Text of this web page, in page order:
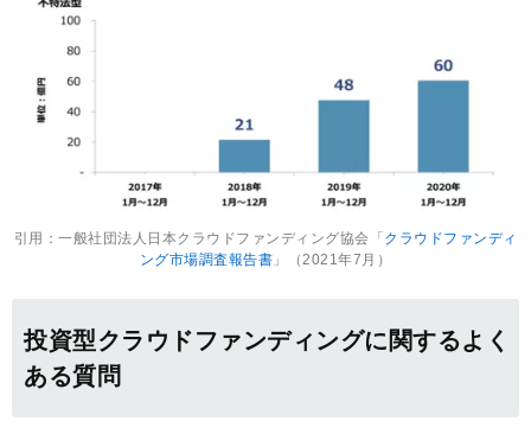
引用：一般社団法人日本クラウドファンディング協会「 クラウドファンディ
ング市場調査報告書 」（2021年7月）
投資型クラウドファンディングに関するよく
ある質問